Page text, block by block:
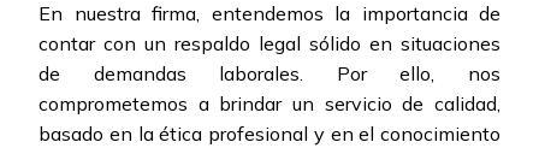
En nuestra firma, entendemos la importancia de
contar con un respaldo legal sólido en situaciones
de demandas laborales. Por ello, nos
comprometemos a brindar un servicio de calidad,
basado en la ética profesional y en el conocimiento